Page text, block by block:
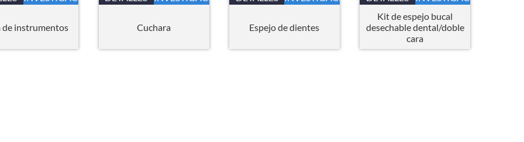
de instrumentos Cuchara Espejo de dientes
Kit de espejo bucal
desechable dental/doble
cara